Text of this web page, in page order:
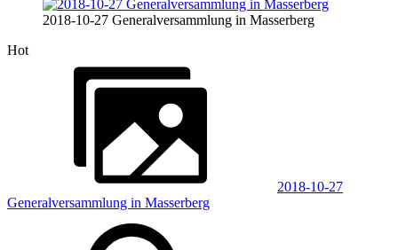
2018-10-27 Generalversammlung in Masserberg
Hot
2018-10-27
Generalversammlung in Masserberg